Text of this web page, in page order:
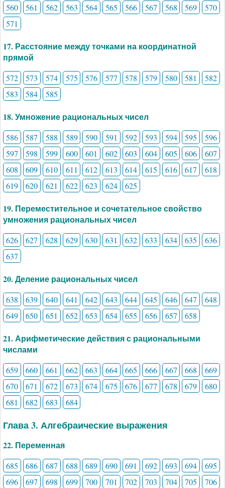
560 561 562 563 564 565 566 567 568 569
570
571
17. Расстояние между точками на координатной
прямой
572 573 574 575 576 577 578 579 580 581
582
583
584 585
18. Умножение рациональных чисел
586 587 588 589 590 591 592 593 594 595
596
597
598 599 600 601 602 603 604 605 606
607
608
609 610 611 612 613 614 615 616 617
618
619
620 621 622 623 624 625
19. Переместительное и сочетательное свойство
умножения рациональных чисел
626 627 628 629 630 631 632 633 634 635
636
637
20. Деление рациональных чисел
638 639 640 641 642 643 644 645 646 647
648
649
650 651 652 653 654 655 656 657 658
21. Арифметические действия с рациональными
числами
659 660 661 662 663 664 665 666 667 668
669
670
671 672 673 674 675 676 677 678 679
680
681
682 683 684
Глава 3. Алгебраические выражения
22. Переменная
685 686 687 688 689 690 691 692 693 694
695
696
697 698 699 700 701 702 703 704 705
706